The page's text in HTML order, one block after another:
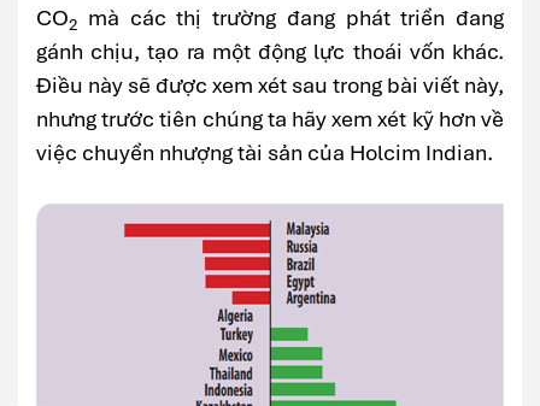
CO2 mà các thị trường đang phát triển đang
gánh chịu, tạo ra một động lực thoái vốn khác.
Điều này sẽ được xem xét sau trong bài viết này,
nhưng trước tiên chúng ta hãy xem xét kỹ hơn về
việc chuyển nhượng tài sản của Holcim Indian.